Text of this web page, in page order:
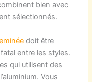
bien avec
sélectionnés.
doit être
entre les styles.
qui utilisent des
Vous